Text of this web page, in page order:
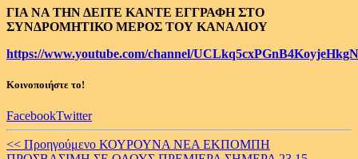
ΓΙΑ ΝΑ ΤΗΝ ΔΕΙΤΕ ΚΑΝΤΕ ΕΓΓΡΑΦΗ ΣΤΟ
ΣΥΝΔΡΟΜΗΤΙΚΟ ΜΕΡΟΣ ΤΟΥ ΚΑΝΑΛΙΟΥ
https://www.youtube.com/channel/
Κοινοποιήστε το!
FacebookTwitter
Continue
<< Προηγούμενο ΚΟΥΡΟΥΝΑ ΝΕΑ ΕΚΠΟΜΠΗ